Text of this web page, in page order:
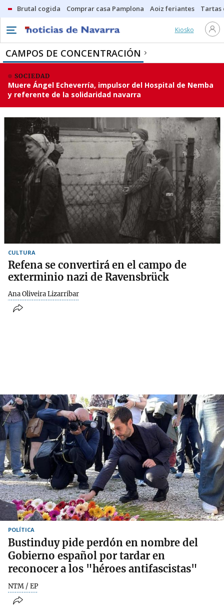
Brutal cogida Comprar casa Pamplona Aoiz feriantes Tartas
Kiosko
CAMPOS DE CONCENTRACIÓN
SOCIEDAD
Muere Ángel Echeverría, impulsor del Hospital de Nemba
y referente de la solidaridad navarra
CULTURA
Refena se convertirá en el campo de
exterminio nazi de Ravensbrück
Ana Oliveira Lizarribar
POLÍTICA
Bustinduy pide perdón en nombre del
Gobierno español por tardar en
reconocer a los "héroes antifascistas"
NTM / EP